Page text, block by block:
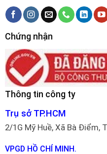
Chứng nhận
Thông tin công ty
Trụ sở TP.HCM
2/1G Mỹ Huề, Xã Bà Điểm,
VPGD HỒ CHÍ MINH.